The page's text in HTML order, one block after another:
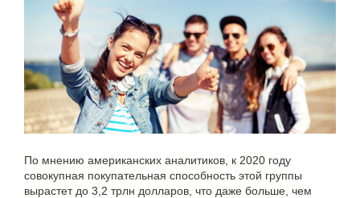
По мнению американских аналитиков, к 2020 году
совокупная покупательная способность этой группы
вырастет до 3,2 трлн долларов, что даже больше, чем